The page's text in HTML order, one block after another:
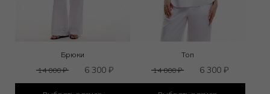
Брюки
14 000₽ 6 300₽
Топ
14 000₽ 6 300₽